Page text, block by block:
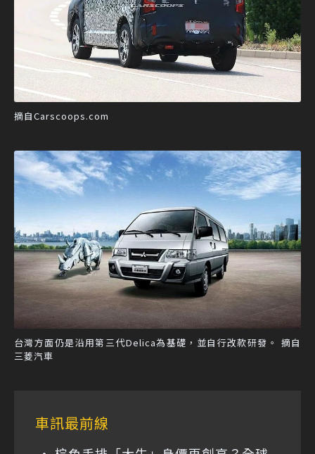
摘自Carscoops.com
台灣方面仍是沿用第三代Delica為基礎，並自行改款研發。 摘自
三菱汽車
車訊最前線